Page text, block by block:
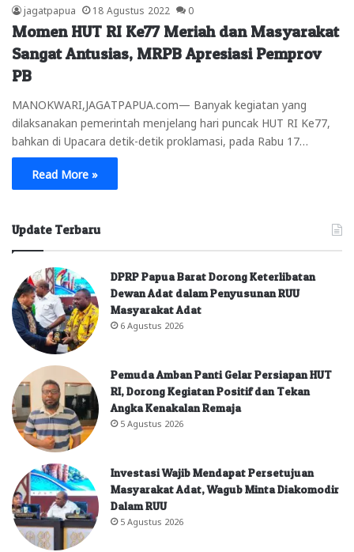
jagatpapua 18 Agustus 2022 0
Momen HUT RI Ke77 Meriah dan Masyarakat
Sangat Antusias, MRPB Apresiasi Pemprov
PB
MANOKWARI,JAGATPAPUA.com— Banyak kegiatan yang
dilaksanakan pemerintah menjelang hari puncak HUT RI Ke77,
bahkan di Upacara detik-detik proklamasi, pada Rabu 17…
Read More »
Update Terbaru
DPRP Papua Barat Dorong Keterlibatan
Dewan Adat dalam Penyusunan RUU
Masyarakat Adat
6 Agustus 2026
Pemuda Amban Panti Gelar Persiapan HUT
RI, Dorong Kegiatan Positif dan Tekan
Angka Kenakalan Remaja
5 Agustus 2026
Investasi Wajib Mendapat Persetujuan
Masyarakat Adat, Wagub Minta Diakomodir
Dalam RUU
5 Agustus 2026